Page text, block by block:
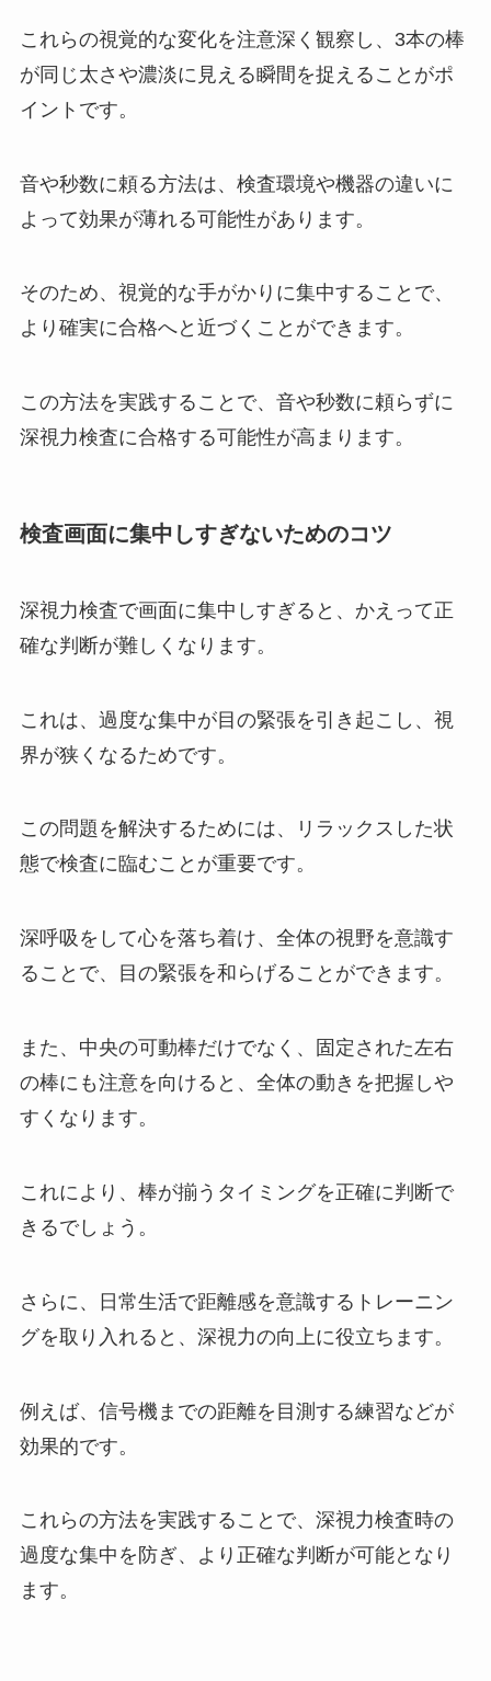
これらの視覚的な変化を注意深く観察し、3本の棒
が同じ太さや濃淡に見える瞬間を捉えることがポ
イントです。
音や秒数に頼る方法は、検査環境や機器の違いに
よって効果が薄れる可能性があります。
そのため、視覚的な手がかりに集中することで、
より確実に合格へと近づくことができます。
この方法を実践することで、音や秒数に頼らずに
深視力検査に合格する可能性が高まります。
検査画面に集中しすぎないためのコツ
深視力検査で画面に集中しすぎると、かえって正
確な判断が難しくなります。
これは、過度な集中が目の緊張を引き起こし、視
界が狭くなるためです。
この問題を解決するためには、リラックスした状
態で検査に臨むことが重要です。
深呼吸をして心を落ち着け、全体の視野を意識す
ることで、目の緊張を和らげることができます。
また、中央の可動棒だけでなく、固定された左右
の棒にも注意を向けると、全体の動きを把握しや
すくなります。
これにより、棒が揃うタイミングを正確に判断で
きるでしょう。
さらに、日常生活で距離感を意識するトレーニン
グを取り入れると、深視力の向上に役立ちます。
例えば、信号機までの距離を目測する練習などが
効果的です。
これらの方法を実践することで、深視力検査時の
過度な集中を防ぎ、より正確な判断が可能となり
ます。